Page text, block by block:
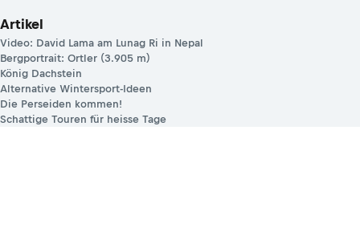
Artikel
Video: David Lama am Lunag Ri in Nepal
Bergportrait: Ortler (3.905 m)
König Dachstein
Alternative Wintersport-Ideen
Die Perseiden kommen!
Schattige Touren für heisse Tage